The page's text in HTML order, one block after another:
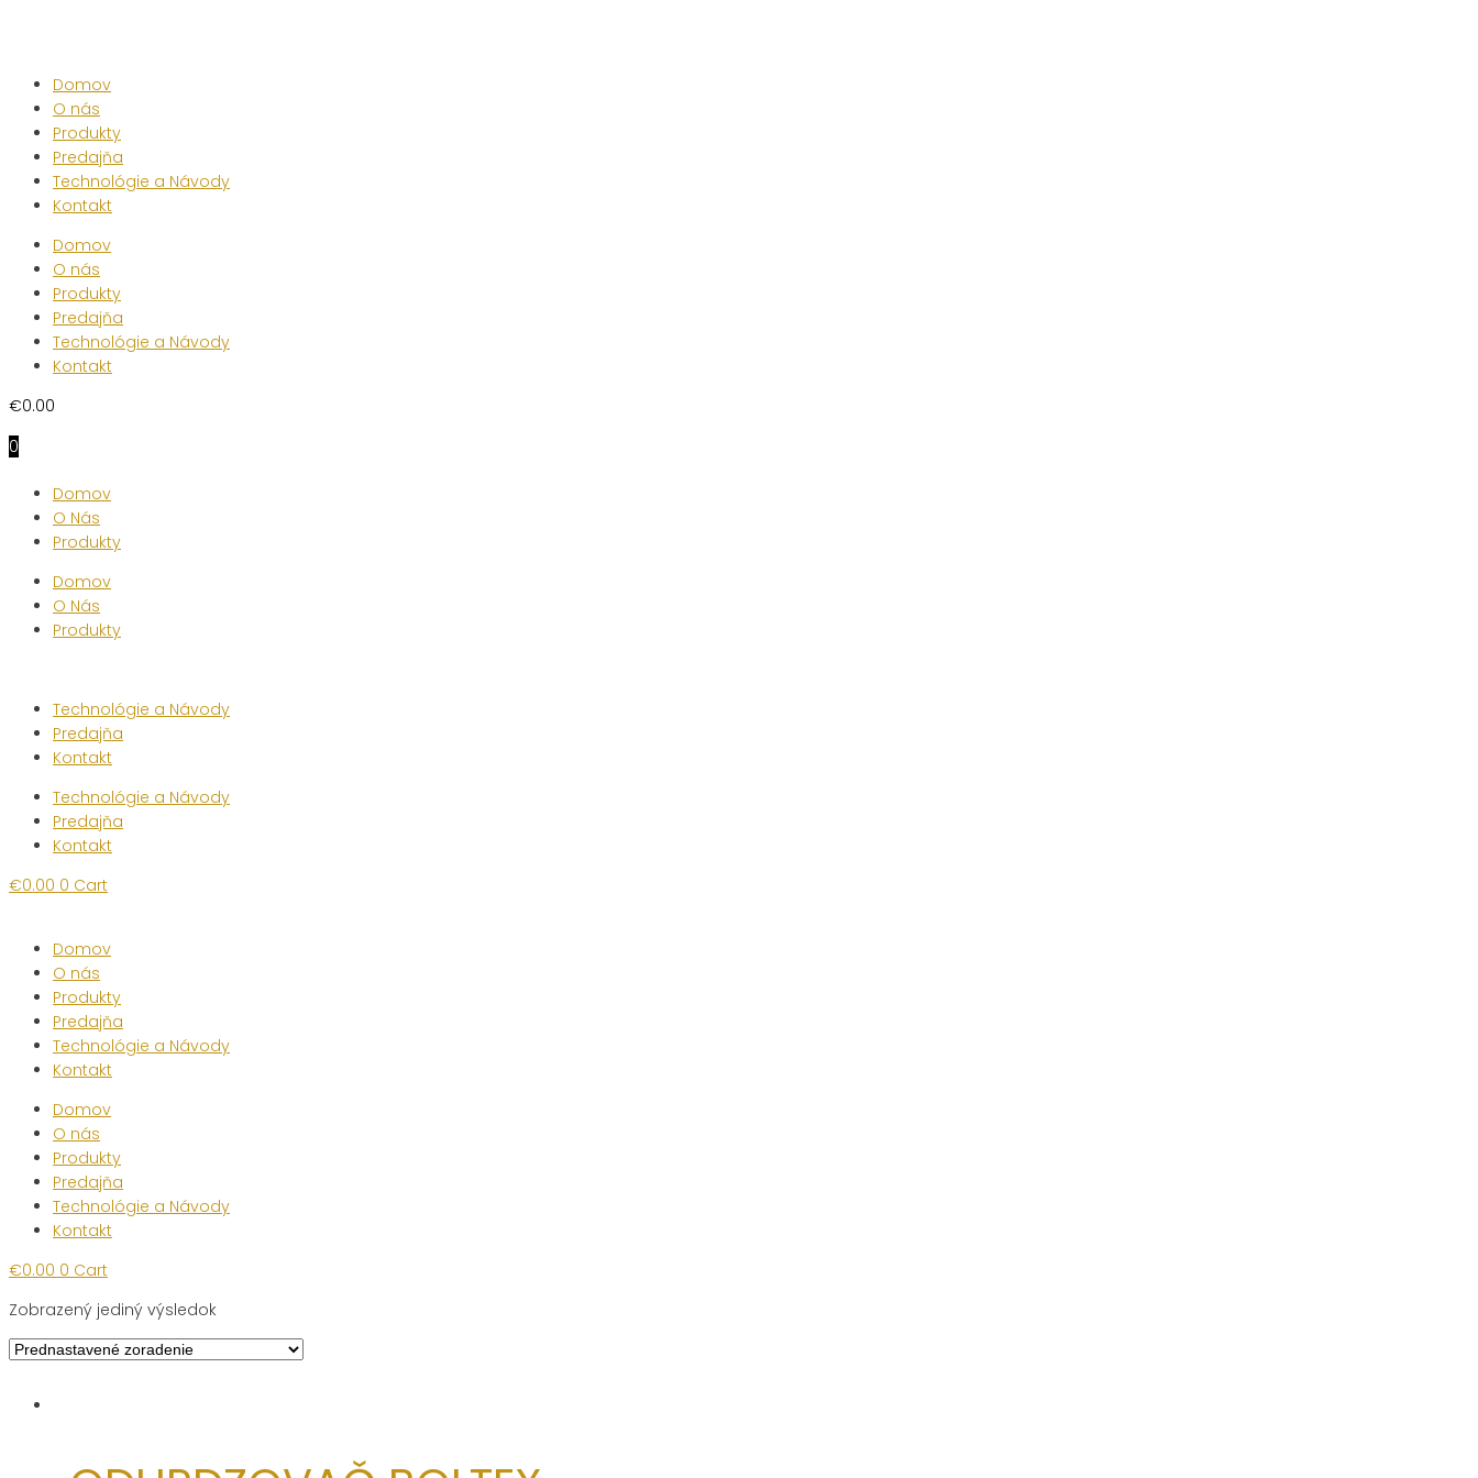
Domov
O nás
Produkty
Predajňa
Technológie a Návody
Kontakt
Domov
O nás
Produkty
Predajňa
Technológie a Návody
Kontakt
€0.00
0
Domov
O Nás
Produkty
Domov
O Nás
Produkty
Technológie a Návody
Predajňa
Kontakt
Technológie a Návody
Predajňa
Kontakt
€0.00 0 Cart
Domov
O nás
Produkty
Predajňa
Technológie a Návody
Kontakt
Domov
O nás
Produkty
Predajňa
Technológie a Návody
Kontakt
€0.00 0 Cart
Zobrazený jediný výsledok